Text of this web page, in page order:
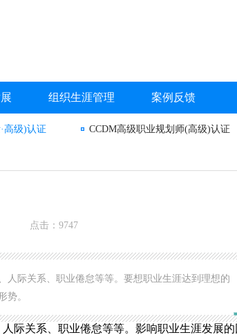
组织生涯管理 案例反馈
高级)认证 CCDM高级职业规划师(高级)认证
点击：9747
人际关系、职业倦怠等等。要想职业生涯达到理想的
势。
际关系、职业倦怠等等。影响职业生涯发展的